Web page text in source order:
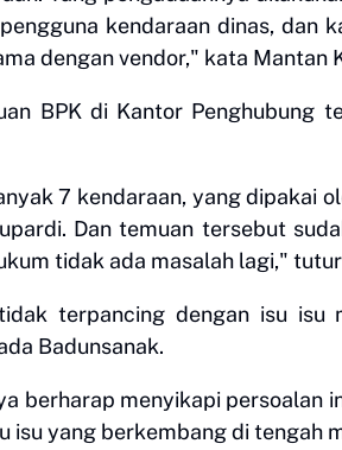
kendaraan dinas, dan
dengan vendor," kata Mantan
BPK di Kantor Penghubung
7 kendaraan, yang dipakai
Dan temuan tersebut
tidak ada masalah lagi,"
terpancing dengan isu isu
Badunsanak.
berharap menyikapi persoalan
isu yang berkembang di tengah